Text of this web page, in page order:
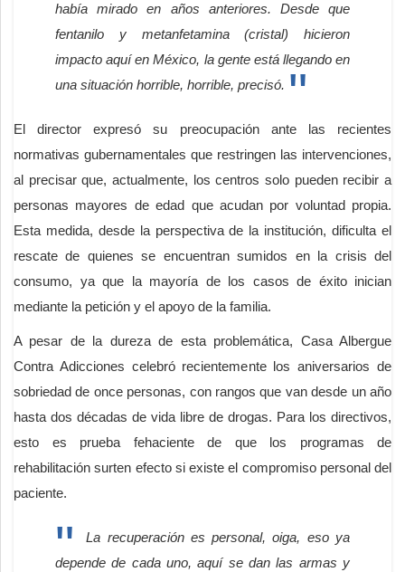
había mirado en años anteriores. Desde que
fentanilo y metanfetamina (cristal) hicieron
impacto aquí en México, la gente está llegando en
una situación horrible, horrible, precisó.
El director expresó su preocupación ante las recientes
normativas gubernamentales que restringen las intervenciones,
al precisar que, actualmente, los centros solo pueden recibir a
personas mayores de edad que acudan por voluntad propia.
Esta medida, desde la perspectiva de la institución, dificulta el
rescate de quienes se encuentran sumidos en la crisis del
consumo, ya que la mayoría de los casos de éxito inician
mediante la petición y el apoyo de la familia.
A pesar de la dureza de esta problemática, Casa Albergue
Contra Adicciones celebró recientemente los aniversarios de
sobriedad de once personas, con rangos que van desde un año
hasta dos décadas de vida libre de drogas. Para los directivos,
esto es prueba fehaciente de que los programas de
rehabilitación surten efecto si existe el compromiso personal del
paciente.
La recuperación es personal, oiga, eso ya
depende de cada uno, aquí se dan las armas y